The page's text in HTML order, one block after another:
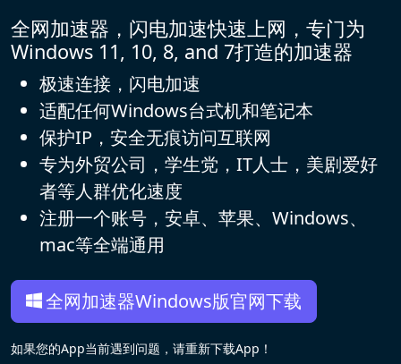
全网加速器，闪电加速快速上网，专门为
Windows 11, 10, 8, and 7打造的加速器
极速连接，闪电加速
适配任何Windows台式机和笔记本
保护IP，安全无痕访问互联网
专为外贸公司，学生党，IT人士，美剧爱好
者等人群优化速度
注册一个账号，安卓、苹果、Windows、
mac等全端通用
全网加速器Windows版官网下载
如果您的App当前遇到问题，请重新下载App！